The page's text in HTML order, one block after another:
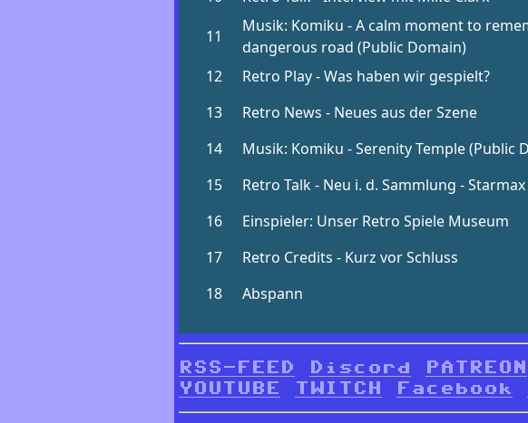
RSS-FEED Discord PATREON
YOUTUBE
TWITCH Facebook